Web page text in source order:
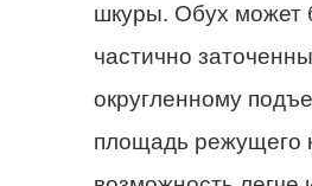
шкуры. Обух может
частично
округленному
площадь режущего